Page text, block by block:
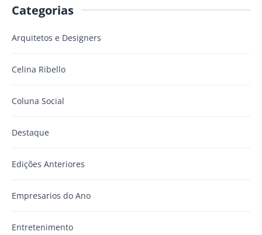
Categorias
Arquitetos e Designers
Celina Ribello
Coluna Social
Destaque
Edições Anteriores
Empresarios do Ano
Entretenimento